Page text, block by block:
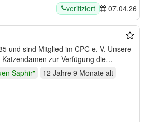
verifiziert 07.04.26
nur gesunden und geimpften Katzendamen zur Verfügung die…
Saphir" 12 Jahre 9 Monate alt